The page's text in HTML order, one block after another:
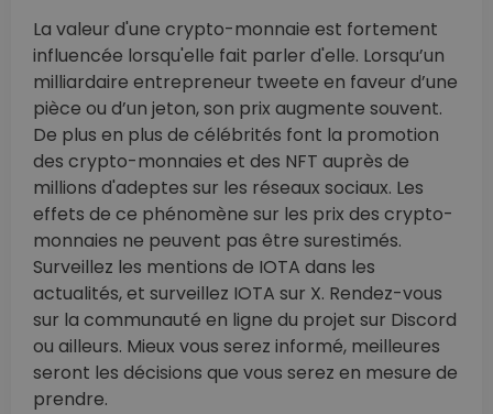
La valeur d'une crypto-monnaie est fortement
influencée lorsqu'elle fait parler d'elle. Lorsqu’un
milliardaire entrepreneur tweete en faveur d’une
pièce ou d’un jeton, son prix augmente souvent.
De plus en plus de célébrités font la promotion
des crypto-monnaies et des NFT auprès de
millions d'adeptes sur les réseaux sociaux. Les
effets de ce phénomène sur les prix des crypto-
monnaies ne peuvent pas être surestimés.
Surveillez les mentions de IOTA dans les
actualités, et surveillez IOTA sur X. Rendez-vous
sur la communauté en ligne du projet sur Discord
ou ailleurs. Mieux vous serez informé, meilleures
seront les décisions que vous serez en mesure de
prendre.